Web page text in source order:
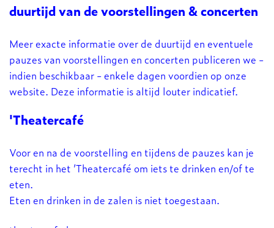
duurtijd van de voorstellingen & concerten
Meer exacte informatie over de duurtijd en eventuele
pauzes van voorstellingen en concerten publiceren we -
indien beschikbaar - enkele dagen voordien op onze
website. Deze informatie is altijd louter indicatief.
'Theatercafé
Voor en na de voorstelling en tijdens de pauzes kan je
terecht in het ’Theatercafé om iets te drinken en/of te
eten.
Eten en drinken in de zalen is niet toegestaan.